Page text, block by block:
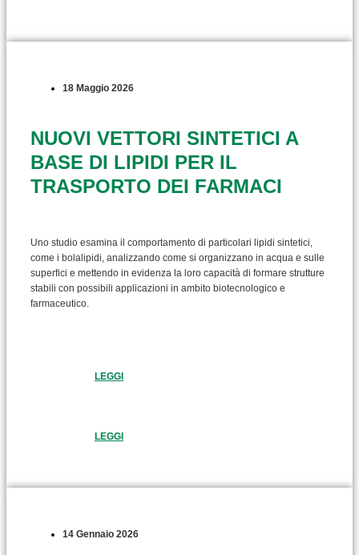
18 Maggio 2026
NUOVI VETTORI SINTETICI A
BASE DI LIPIDI PER IL
TRASPORTO DEI FARMACI
Uno studio esamina il comportamento di particolari lipidi sintetici,
come i bolalipidi, analizzando come si organizzano in acqua e sulle
superfici e mettendo in evidenza la loro capacità di formare strutture
stabili con possibili applicazioni in ambito biotecnologico e
farmaceutico.
LEGGI
LEGGI
14 Gennaio 2026